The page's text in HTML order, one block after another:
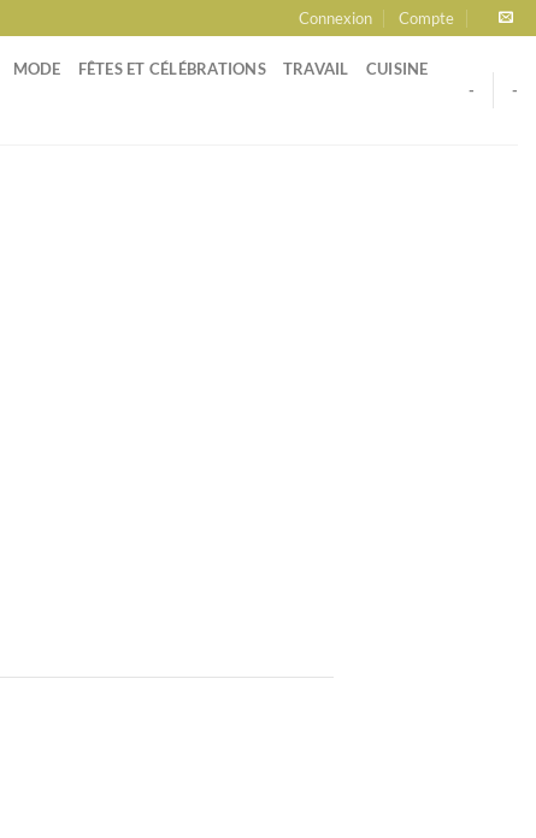
Connexion Compte
MODE FÊTES ET CÉLÉBRATIONS TRAVAIL CUISINE
- -